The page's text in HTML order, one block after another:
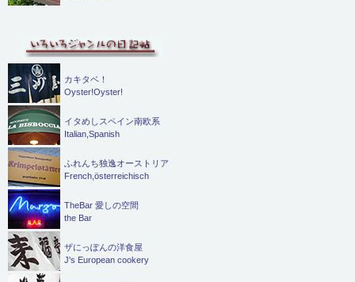
カキタベ！
Oyster!Oyster!
イタめしスペイン南欧系
Italian,Spanish
ふれんち独逸オーストリア
French,österreichisch
TheBar 愛しの空間
the Bar
ザにっぽんの洋食屋
J's European cookery